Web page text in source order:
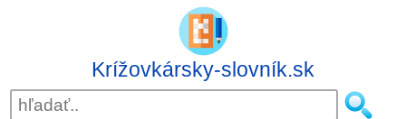
Krížovkársky-slovník.sk